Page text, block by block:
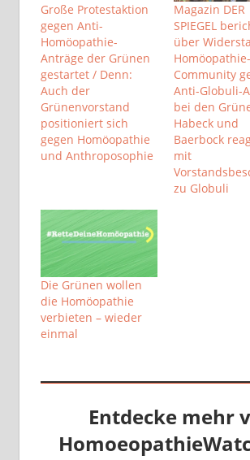
Große Protestaktion
gegen Anti-
Homöopathie-
Anträge der Grünen
gestartet / Denn:
Auch der
Grünenvorstand
positioniert sich
gegen Homöopathie
und Anthroposophie
Magazin DER
SPIEGEL
über
Homöopathie-
Community
Anti-Globuli-
bei den
Habeck und
Baerbock
mit
zu Globuli
Die Grünen wollen
die Homöopathie
verbieten – wieder
einmal
Entdecke mehr